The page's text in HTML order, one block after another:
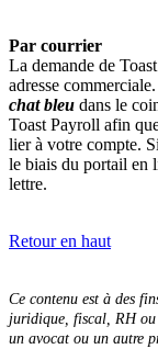
Par courrier
La demande de
adresse
chat bleu dans le
Toast Payroll afin
lier à votre compte.
le biais du portail en
lettre.
Retour en haut
Ce contenu est à des
juridique, fiscal, RH ou
un avocat ou un autre